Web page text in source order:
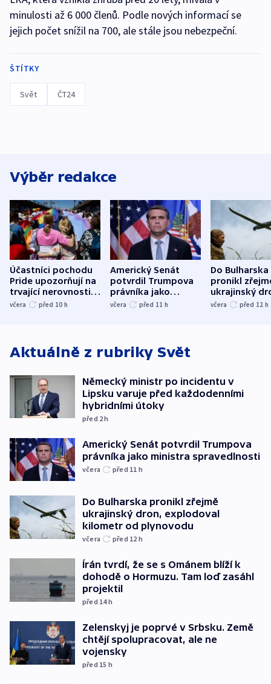
minulosti až 6 000 členů. Podle nových informací se
jejich počet snížil na 700, ale stále jsou nebezpeční.
ŠTÍTKY
Svět ČT24
Výběr redakce
Účastníci pochodu
Pride upozorňují na
trvající nerovnosti i
společenskou
včera před 10 h
Americký Senát
potvrdil Trumpova
právníka jako
ministra
včera před 11 h
Do Bulharska
pronikl
ukrajinský
explodoval
včera před 12 h
Aktuálně z rubriky Svět
Německý ministr po incidentu v
Lipsku varuje před každodenními
hybridními útoky
před 2h
Americký Senát potvrdil Trumpova
právníka jako ministra spravedlnosti
včera před 11 h
Do Bulharska pronikl zřejmě
ukrajinský dron, explodoval
kilometr od plynovodu
včera před 12 h
Írán tvrdí, že se s Ománem blíží k
dohodě o Hormuzu. Tam loď zasáhl
projektil
před 14h
Zelenskyj je poprvé v Srbsku. Země
chtějí spolupracovat, ale ne
vojensky
před 15 h